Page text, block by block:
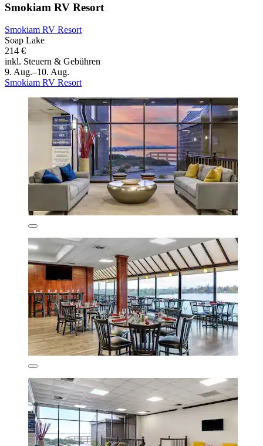
Smokiam RV Resort
Smokiam RV Resort
Soap Lake
214 €
inkl. Steuern & Gebühren
9. Aug.–10. Aug.
Smokiam RV Resort